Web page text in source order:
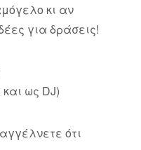
κι αν
για δράσεις!
ως DJ)
ότι